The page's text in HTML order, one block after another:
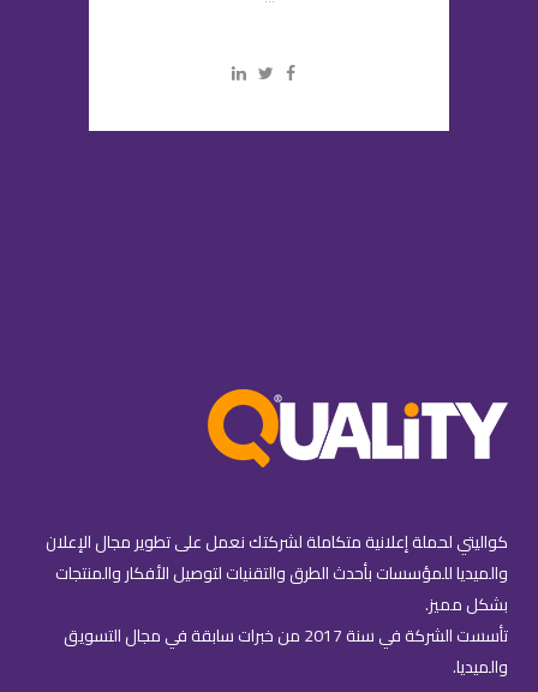
كواليتي لحملة إعلانية متكاملة لشركتك نعمل على تطوير مجال الإعلان
والميديا للمؤسسات بأحدث الطرق والتقنيات لتوصيل الأفكار والمنتجات
بشكل مميز.
تأسست الشركة في سنة 2017 من خبرات سابقة في مجال التسويق
والميديا.